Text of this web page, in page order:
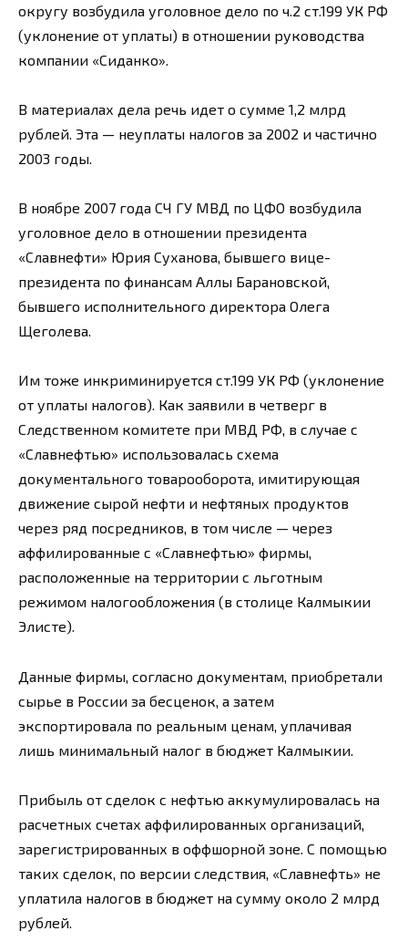
округу возбудила уголовное дело по ч.2 ст.199 УК РФ
(уклонение от уплаты) в отношении руководства
компании «Сиданко».
В материалах дела речь идет о сумме 1,2 млрд
рублей. Эта — неуплаты налогов за 2002 и частично
2003 годы.
В ноябре 2007 года СЧ ГУ МВД по ЦФО возбудила
уголовное дело в отношении президента
«Славнефти» Юрия Суханова, бывшего вице-
президента по финансам Аллы Барановской,
бывшего исполнительного директора Олега
Щеголева.
Им тоже инкриминируется ст.199 УК РФ (уклонение
от уплаты налогов). Как заявили в четверг в
Следственном комитете при МВД РФ, в случае с
«Славнефтью» использовалась схема
документального товарооборота, имитирующая
движение сырой нефти и нефтяных продуктов
через ряд посредников, в том числе — через
аффилированные с «Славнефтью» фирмы,
расположенные на территории с льготным
режимом налогообложения (в столице Калмыкии
Элисте).
Данные фирмы, согласно документам, приобретали
сырье в России за бесценок, а затем
экспортировала по реальным ценам, уплачивая
лишь минимальный налог в бюджет Калмыкии.
Прибыль от сделок с нефтью аккумулировалась на
расчетных счетах аффилированных организаций,
зарегистрированных в оффшорной зоне. С помощью
таких сделок, по версии следствия, «Славнефть» не
уплатила налогов в бюджет на сумму около 2 млрд
рублей.